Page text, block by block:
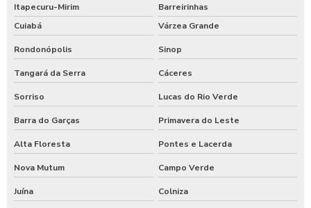
Itapecuru-Mirim
Barreirinhas
Cuiabá
Várzea Grande
Rondonópolis Sinop
Tangará da Serra Cáceres
Sorriso Lucas do Rio Verde
Barra do Garças Primavera do Leste
Alta Floresta Pontes e Lacerda
Nova Mutum Campo Verde
Juína Colniza